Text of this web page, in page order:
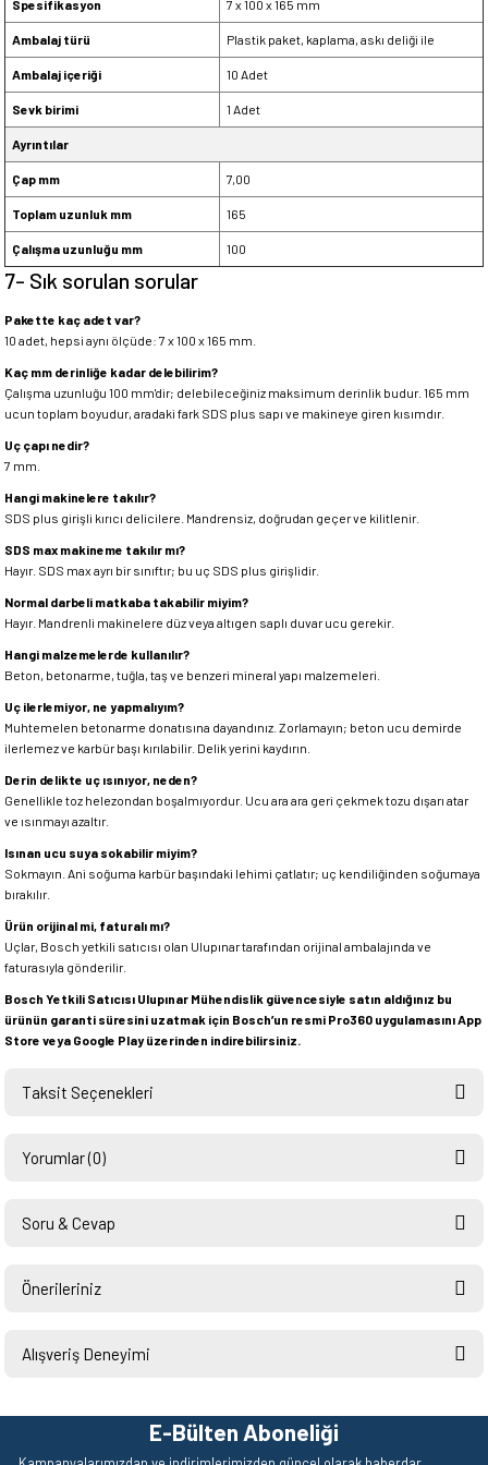
Spesifikasyon 7 x 100 x 165 mm
Ambalaj türü Plastik paket, kaplama, askı deliği ile
Ambalaj içeriği 10 Adet
Sevk birimi 1 Adet
Ayrıntılar
Çap mm 7,00
Toplam uzunluk mm 165
Çalışma uzunluğu mm 100
7- Sık sorulan sorular
Pakette kaç adet var?
10 adet, hepsi aynı ölçüde: 7 x 100 x 165 mm.
Kaç mm derinliğe kadar delebilirim?
Çalışma uzunluğu 100 mm'dir; delebileceğiniz maksimum derinlik budur. 165 mm
ucun toplam boyudur, aradaki fark SDS plus sapı ve makineye giren kısımdır.
Uç çapı nedir?
7 mm.
Hangi makinelere takılır?
SDS plus girişli kırıcı delicilere. Mandrensiz, doğrudan geçer ve kilitlenir.
SDS max makineme takılır mı?
Hayır. SDS max ayrı bir sınıftır; bu uç SDS plus girişlidir.
Normal darbeli matkaba takabilir miyim?
Hayır. Mandrenli makinelere düz veya altıgen saplı duvar ucu gerekir.
Hangi malzemelerde kullanılır?
Beton, betonarme, tuğla, taş ve benzeri mineral yapı malzemeleri.
Uç ilerlemiyor, ne yapmalıyım?
Muhtemelen betonarme donatısına dayandınız. Zorlamayın; beton ucu demirde
ilerlemez ve karbür başı kırılabilir. Delik yerini kaydırın.
Derin delikte uç ısınıyor, neden?
Genellikle toz helezondan boşalmıyordur. Ucu ara ara geri çekmek tozu dışarı atar
ve ısınmayı azaltır.
Isınan ucu suya sokabilir miyim?
Sokmayın. Ani soğuma karbür başındaki lehimi çatlatır; uç kendiliğinden soğumaya
bırakılır.
Ürün orijinal mi, faturalı mı?
Uçlar, Bosch yetkili satıcısı olan Ulupınar tarafından orijinal ambalajında ve
faturasıyla gönderilir.
Bosch Yetkili Satıcısı Ulupınar Mühendislik güvencesiyle satın aldığınız bu
ürünün garanti süresini uzatmak için Bosch’un resmi Pro360 uygulamasını App
Store veya Google Play üzerinden indirebilirsiniz.
Taksit Seçenekleri
Yorumlar (0)
Soru & Cevap
Önerileriniz
yetersiz gördüğünüz noktaları öneri formunu kullanarak tarafımıza
Ürün resmi kalitesiz, bozuk veya görüntülenemiyor.
Alışveriş Deneyimi
Teşekkürler.
Mehmet Kendi | 18/06/2026
E-Bülten Aboneliği